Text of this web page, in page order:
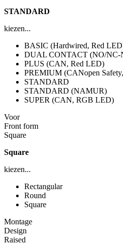
STANDARD
kiezen...
BASIC (Hardwired, Red
DUAL CONTACT (NO/NC-
PLUS (CAN, Red LED)
PREMIUM (CANopen
STANDARD
STANDARD (NAMUR)
SUPER (CAN, RGB LED)
Voor
Front form
Square
Square
kiezen...
Rectangular
Round
Square
Montage
Design
Raised